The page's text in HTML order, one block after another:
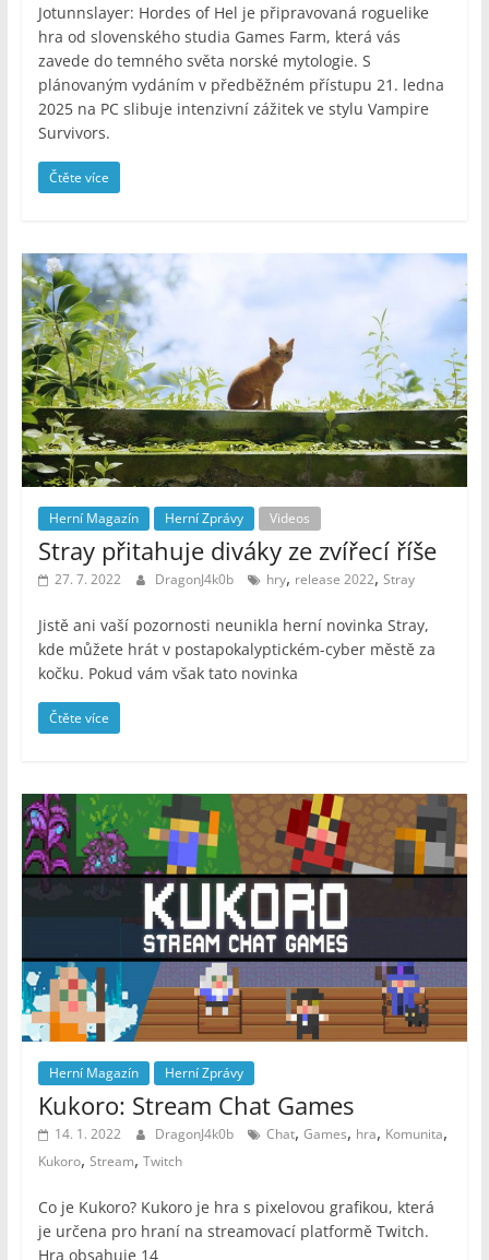
Jotunnslayer: Hordes of Hel je připravovaná roguelike
hra od slovenského studia Games Farm, která vás
zavede do temného světa norské mytologie. S
plánovaným vydáním v předběžném přístupu 21. ledna
2025 na PC slibuje intenzivní zážitek ve stylu Vampire
Survivors.
Čtěte více
Herní Magazín Herní Zprávy Videos
Stray přitahuje diváky ze zvířecí říše
27. 7. 2022 DragonJ4k0b hry, release 2022, Stray
Jistě ani vaší pozornosti neunikla herní novinka Stray,
kde můžete hrát v postapokalyptickém-cyber městě za
kočku. Pokud vám však tato novinka
Čtěte více
Herní Magazín Herní Zprávy
Kukoro: Stream Chat Games
14. 1. 2022 DragonJ4k0b Chat, Games, hra, Komunita,
Kukoro, Stream, Twitch
Co je Kukoro? Kukoro je hra s pixelovou grafikou, která
je určena pro hraní na streamovací platformě Twitch.
Hra obsahuje 14